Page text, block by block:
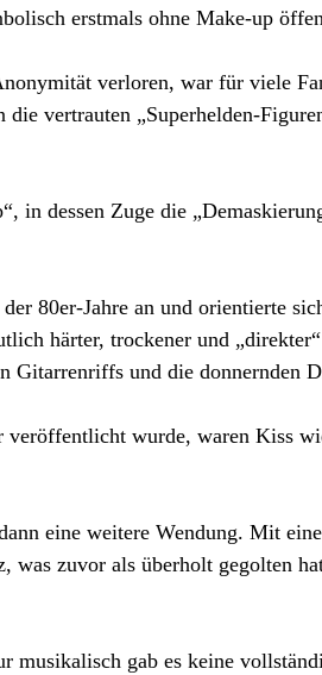
erstmals ohne Make-up
verloren, war für viele
vertrauten „Superhelden-
in dessen Zuge die
80er-Jahre an und orientierte
härter, trockener und
Gitarrenriffs und die donnernden
wurde, waren Kiss
eine weitere Wendung. Mit
was zuvor als überholt gegolten
musikalisch gab es keine